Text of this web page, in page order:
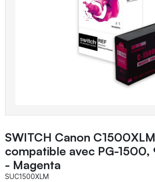
SWITCH Canon
compatible avec PG-1500,
- Magenta
SUC1500XLM